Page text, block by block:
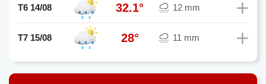
T6 14/08 32.1° 12 mm
T7 15/08 28° 11 mm